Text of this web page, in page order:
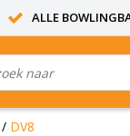
ALLE
/ DV8